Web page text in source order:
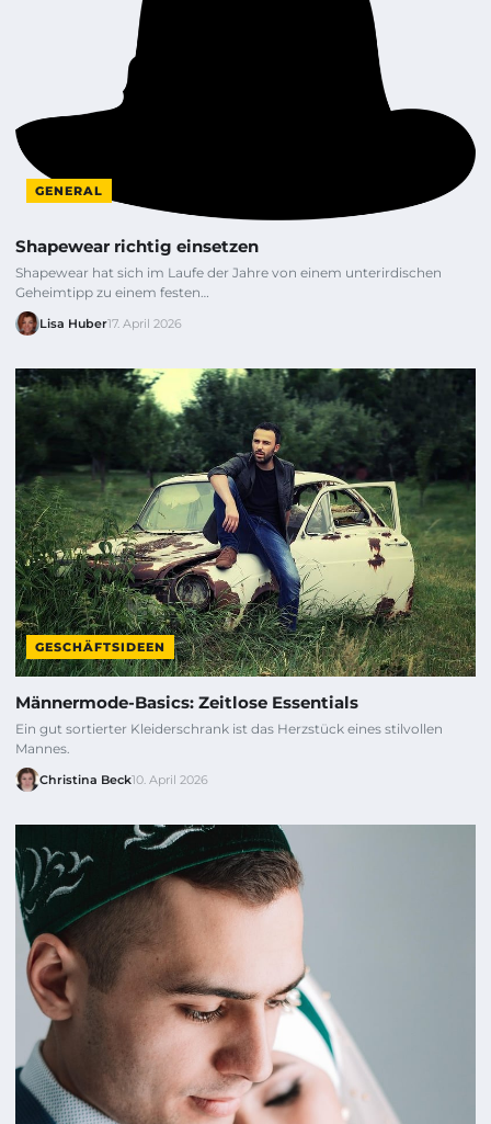
GENERAL
Shapewear richtig einsetzen
Shapewear hat sich im Laufe der Jahre von einem unterirdischen
Geheimtipp zu einem festen…
Lisa Huber17. April 2026
GESCHÄFTSIDEEN
Männermode-Basics: Zeitlose Essentials
Ein gut sortierter Kleiderschrank ist das Herzstück eines stilvollen
Mannes.
Christina Beck10. April 2026